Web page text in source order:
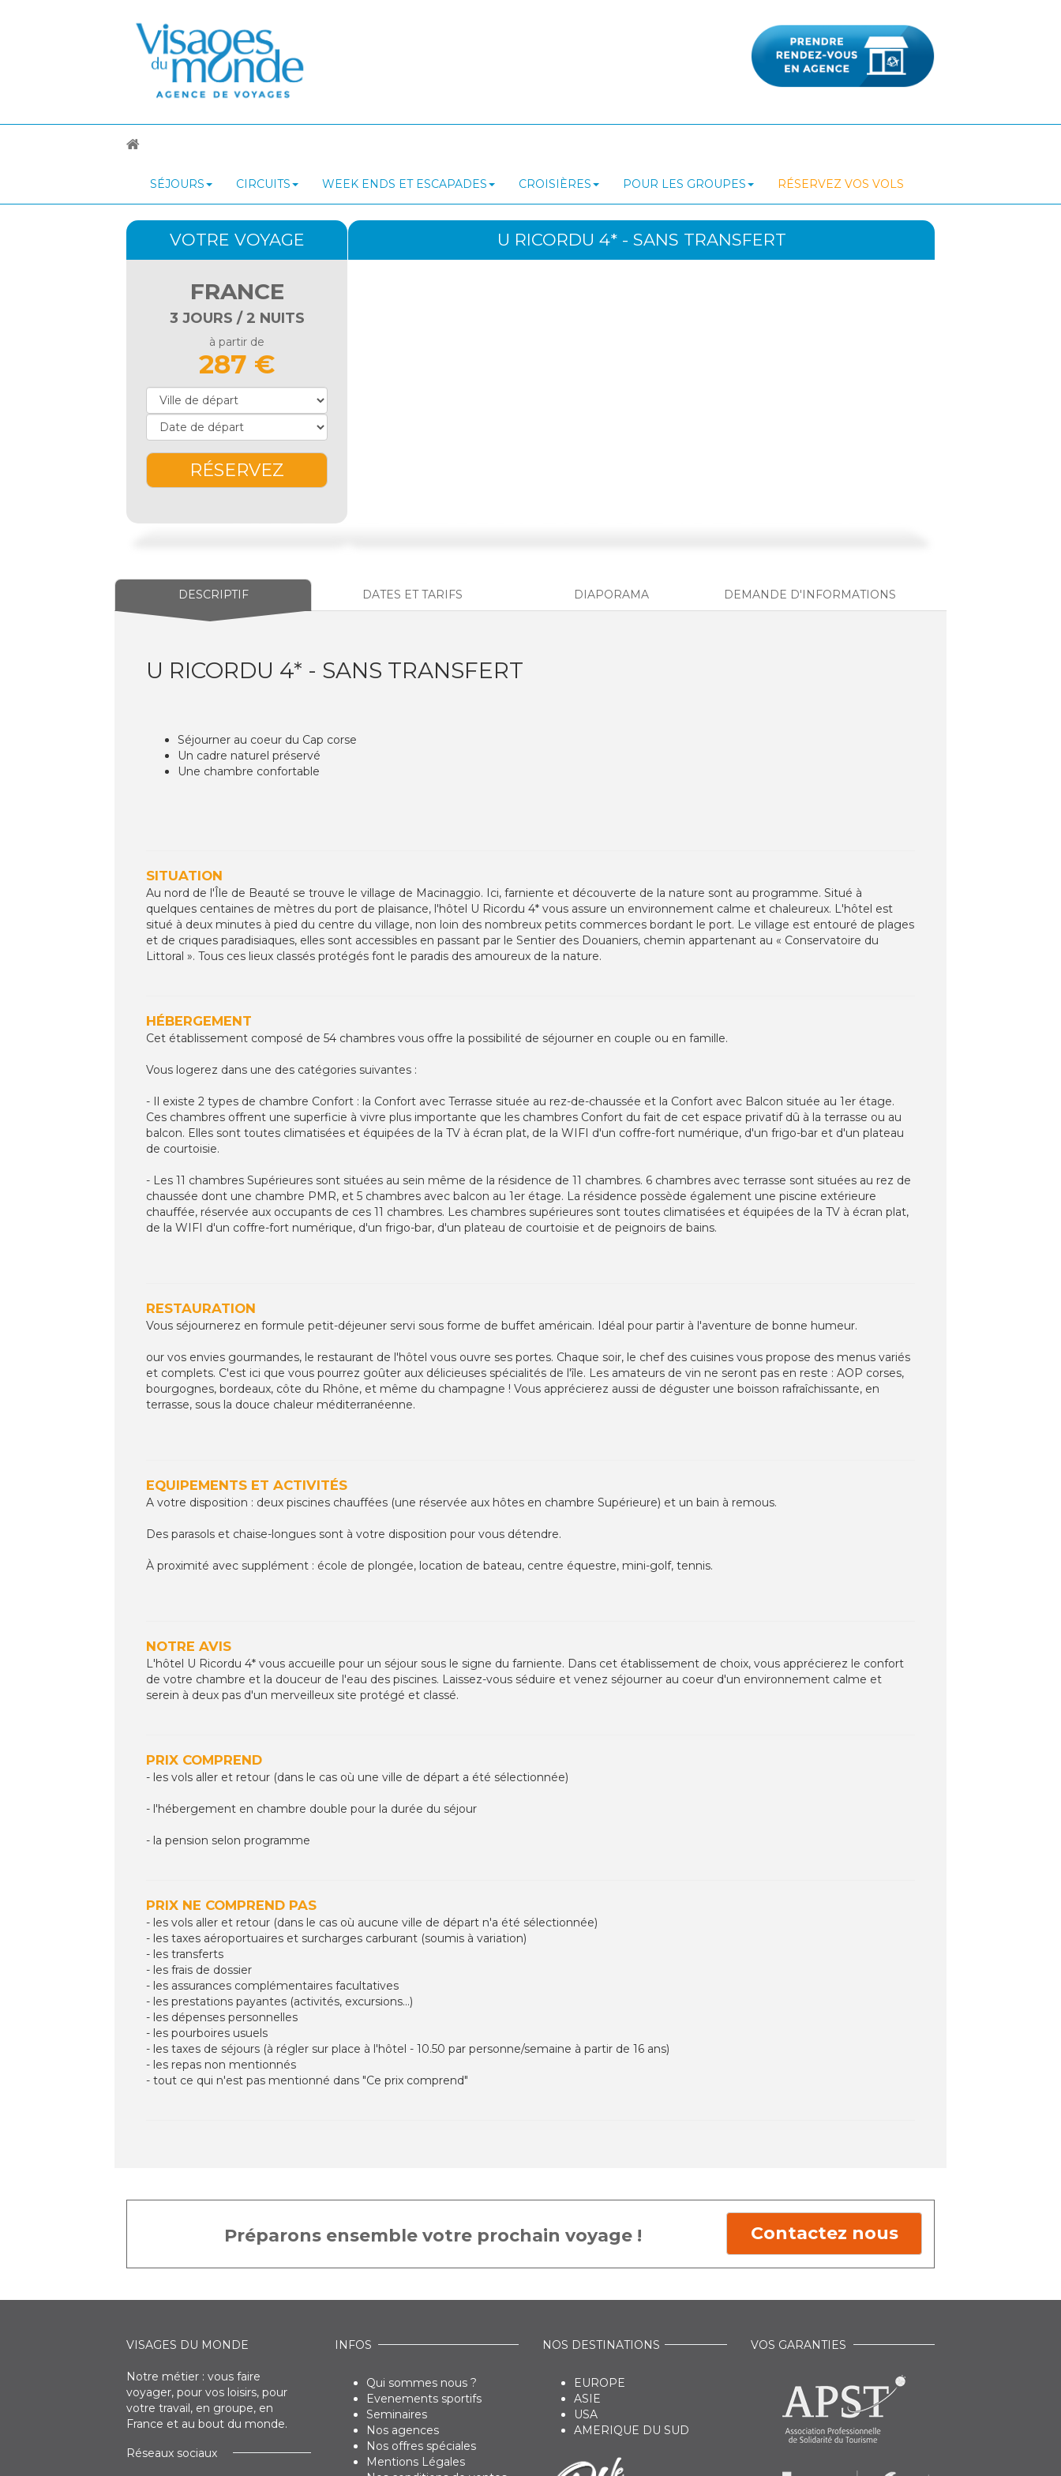
SÉJOURS CIRCUITS WEEK ENDS ET ESCAPADES CROISIÈRES POUR LES GROUPES RÉSERVEZ VOS VOLS
U RICORDU 4* - SANS TRANSFERT
VOTRE VOYAGE
FRANCE
3 JOURS / 2 NUITS
à partir de
287 €
RÉSERVEZ
DESCRIPTIF DATES ET TARIFS DIAPORAMA DEMANDE D'INFORMATIONS
U RICORDU 4* - SANS TRANSFERT
Séjourner au coeur du Cap corse
Un cadre naturel préservé
Une chambre confortable
SITUATION
Au nord de l'Île de Beauté se trouve le village de Macinaggio. Ici, farniente et découverte de la nature sont au programme. Situé à
quelques centaines de mètres du port de plaisance, l'hôtel U Ricordu 4* vous assure un environnement calme et chaleureux. L'hôtel est
situé à deux minutes à pied du centre du village, non loin des nombreux petits commerces bordant le port. Le village est entouré de plages
et de criques paradisiaques, elles sont accessibles en passant par le Sentier des Douaniers, chemin appartenant au « Conservatoire du
Littoral ». Tous ces lieux classés protégés font le paradis des amoureux de la nature.
HÉBERGEMENT
Cet établissement composé de 54 chambres vous offre la possibilité de séjourner en couple ou en famille.
Vous logerez dans une des catégories suivantes :
- Il existe 2 types de chambre Confort : la Confort avec Terrasse située au rez-de-chaussée et la Confort avec Balcon située au 1er étage.
Ces chambres offrent une superficie à vivre plus importante que les chambres Confort du fait de cet espace privatif dû à la terrasse ou au
balcon. Elles sont toutes climatisées et équipées de la TV à écran plat, de la WIFI d'un coffre-fort numérique, d'un frigo-bar et d'un plateau
de courtoisie.
- Les 11 chambres Supérieures sont situées au sein même de la résidence de 11 chambres. 6 chambres avec terrasse sont situées au rez de
chaussée dont une chambre PMR, et 5 chambres avec balcon au 1er étage. La résidence possède également une piscine extérieure
chauffée, réservée aux occupants de ces 11 chambres. Les chambres supérieures sont toutes climatisées et équipées de la TV à écran plat,
de la WIFI d'un coffre-fort numérique, d'un frigo-bar, d'un plateau de courtoisie et de peignoirs de bains.
RESTAURATION
Vous séjournerez en formule petit-déjeuner servi sous forme de buffet américain. Idéal pour partir à l'aventure de bonne humeur.
our vos envies gourmandes, le restaurant de l'hôtel vous ouvre ses portes. Chaque soir, le chef des cuisines vous propose des menus variés
et complets. C'est ici que vous pourrez goûter aux délicieuses spécialités de l'île. Les amateurs de vin ne seront pas en reste : AOP corses,
bourgognes, bordeaux, côte du Rhône, et même du champagne ! Vous apprécierez aussi de déguster une boisson rafraîchissante, en
terrasse, sous la douce chaleur méditerranéenne.
EQUIPEMENTS ET ACTIVITÉS
A votre disposition : deux piscines chauffées (une réservée aux hôtes en chambre Supérieure) et un bain à remous.
Des parasols et chaise-longues sont à votre disposition pour vous détendre.
À proximité avec supplément : école de plongée, location de bateau, centre équestre, mini-golf, tennis.
NOTRE AVIS
L'hôtel U Ricordu 4* vous accueille pour un séjour sous le signe du farniente. Dans cet établissement de choix, vous apprécierez le confort
de votre chambre et la douceur de l'eau des piscines. Laissez-vous séduire et venez séjourner au coeur d'un environnement calme et
serein à deux pas d'un merveilleux site protégé et classé.
PRIX COMPREND
- les vols aller et retour (dans le cas où une ville de départ a été sélectionnée)
- l'hébergement en chambre double pour la durée du séjour
- la pension selon programme
PRIX NE COMPREND PAS
- les vols aller et retour (dans le cas où aucune ville de départ n'a été sélectionnée)
- les taxes aéroportuaires et surcharges carburant (soumis à variation)
- les transferts
- les frais de dossier
- les assurances complémentaires facultatives
- les prestations payantes (activités, excursions...)
- les dépenses personnelles
- les pourboires usuels
- les taxes de séjours (à régler sur place à l'hôtel - 10.50 par personne/semaine à partir de 16 ans)
- les repas non mentionnés
- tout ce qui n'est pas mentionné dans "Ce prix comprend"
Préparons ensemble votre prochain voyage ! Contactez nous
VISAGES DU MONDE
Notre métier : vous faire
voyager, pour vos loisirs, pour
votre travail, en groupe, en
France et au bout du monde.
Réseaux sociaux
INFOS
Qui sommes nous ?
Evenements sportifs
Seminaires
Nos agences
Nos offres spéciales
Mentions Légales
NOS DESTINATIONS
EUROPE
ASIE
USA
AMERIQUE DU SUD
VOS GARANTIES